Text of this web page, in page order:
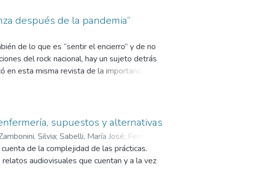
partes: las denominaremos lado A y lado B
tanto de la investigación realizada, su
de investigación y de los aprendizajes
se muestra de las investigaciones: el
a la comunidad académica. Aborda el
de la misma. En cambio, el lado B es
para analizar la conformación de grupos
después de la pandemia”
de lo que es “sentir el encierro” y de no
del rock nacional, hay un sujeto detrás
esta misma revista de la importancia de
un desorden permanente”. Darío Groel,
tejido social quedó alterado después de la
como los que había o quizá, aparezca
es saber cómo se recompone esto con
supuestos y alternativas
Silvia; Sabelli, María José; Ferrarelli,
de la complejidad de las prácticas.
audiovisuales que cuentan y a la vez